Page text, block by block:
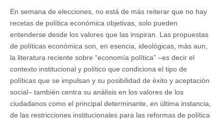
En semana de elecciones, no está de más reiterar que no hay
recetas de política económica objetivas, solo pueden
entenderse desde los valores que las inspiran. Las propuestas
de políticas económica son, en esencia, ideológicas, más aun,
la literatura reciente sobre “economía política” ‒es decir el
contexto institucional y político que condiciona el tipo de
políticas que se impulsan y su posibilidad de éxito y aceptación
social‒ también centra su análisis en los valores de los
ciudadanos como el principal determinante, en última instancia,
de las restricciones institucionales para las reformas de política